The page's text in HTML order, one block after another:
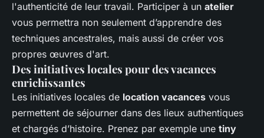
l'authenticité de leur travail. Participer à un atelier
vous permettra non seulement d’apprendre des
techniques ancestrales, mais aussi de créer vos
propres œuvres d'art.
Des initiatives locales pour des vacances
enrichissantes
Les initiatives locales de location vacances vous
permettent de séjourner dans des lieux authentiques
et chargés d’histoire. Prenez par exemple une tiny